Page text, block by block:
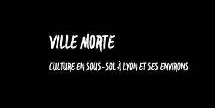
VILLE MORTE
CULTURE EN SOUS-SOL À LYON ET SES ENVIRONS